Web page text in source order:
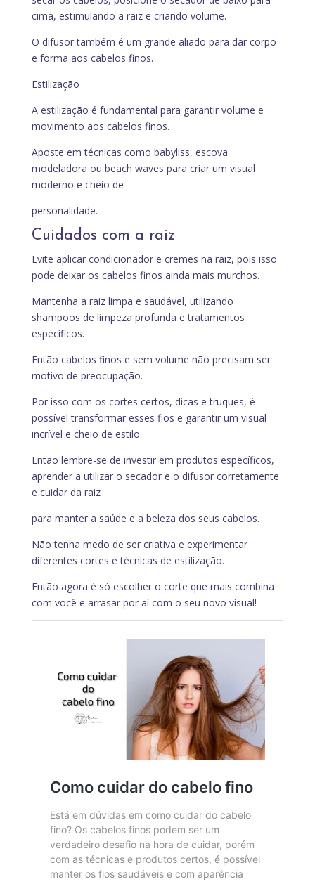
cima, estimulando a raiz e criando volume.
O difusor também é um grande aliado para dar corpo
e forma aos cabelos finos.
Estilização
A estilização é fundamental para garantir volume e
movimento aos cabelos finos.
Aposte em técnicas como babyliss, escova
modeladora ou beach waves para criar um visual
moderno e cheio de
personalidade.
Cuidados com a raiz
Evite aplicar condicionador e cremes na raiz, pois isso
pode deixar os cabelos finos ainda mais murchos.
Mantenha a raiz limpa e saudável, utilizando
shampoos de limpeza profunda e tratamentos
específicos.
Então cabelos finos e sem volume não precisam ser
motivo de preocupação.
Por isso com os cortes certos, dicas e truques, é
possível transformar esses fios e garantir um visual
incrível e cheio de estilo.
Então lembre-se de investir em produtos específicos,
aprender a utilizar o secador e o difusor corretamente
e cuidar da raiz
para manter a saúde e a beleza dos seus cabelos.
Não tenha medo de ser criativa e experimentar
diferentes cortes e técnicas de estilização.
Então agora é só escolher o corte que mais combina
com você e arrasar por aí com o seu novo visual!